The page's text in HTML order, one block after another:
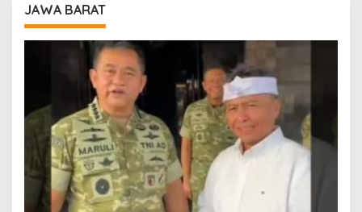
JAWA BARAT